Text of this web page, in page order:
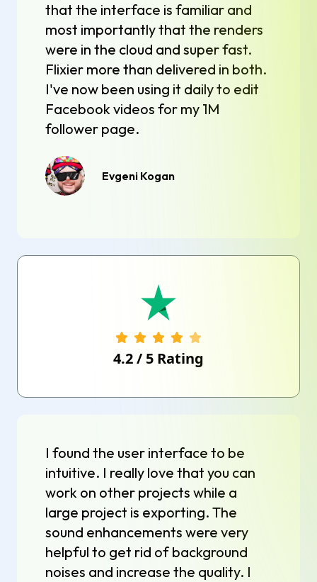
that the interface is familiar and
most importantly that the renders
were in the cloud and super fast.
Flixier more than delivered in both.
I've now been using it daily to edit
Facebook videos for my 1M
follower page.
Evgeni Kogan
4.2/ 5 Rating
I found the user interface to be
intuitive. I really love that you can
work on other projects while a
large project is exporting. The
sound enhancements were very
helpful to get rid of background
noises and increase the quality. I